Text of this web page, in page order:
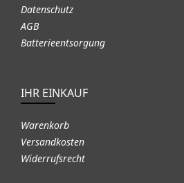
Datenschutz
AGB
Batterieentsorgung
IHR EINKAUF
Warenkorb
Versandkosten
Widerrufsrecht